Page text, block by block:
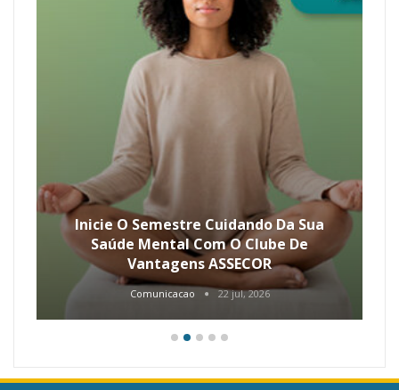
Inicie O Semestre Cuidando Da Sua
Saúde Mental Com O Clube De
Vantagens ASSECOR
Comunicacao 22 jul, 2026